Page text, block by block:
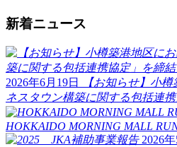
新着ニュース
2026年6月19日
【お知らせ】小
ネスタウン構築に関する包括連
HOKKAIDO MORNING MALL
2026